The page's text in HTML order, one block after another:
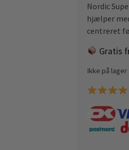
Nordic
hjælper
centreret
Gratis
Ikke på lager